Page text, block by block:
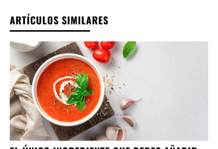
ARTÍCULOS SIMILARES